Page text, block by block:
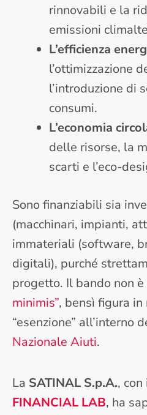
rinnovabili e la
emissioni
L’efficienza
l’ottimizzazione
l’introduzione di
consumi.
L’economia
delle risorse, la
scarti e l’eco-
Sono finanziabili sia
(macchinari, impianti,
immateriali (software,
digitali), purché
progetto. Il bando non è
minimis”, bensì figura
“esenzione” all’interno
Nazionale Aiuti.
La SATINAL S.p.A.,
FINANCIAL LAB, ha